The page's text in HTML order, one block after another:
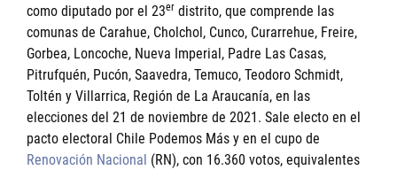
como diputado por el 23er distrito, que comprende las
comunas de Carahue, Cholchol, Cunco, Curarrehue, Freire,
Gorbea, Loncoche, Nueva Imperial, Padre Las Casas,
Pitrufquén, Pucón, Saavedra, Temuco, Teodoro Schmidt,
Toltén y Villarrica, Región de La Araucanía, en las
elecciones del 21 de noviembre de 2021. Sale electo en el
pacto electoral Chile Podemos Más y en el cupo de
Renovación Nacional (RN), con 16.360 votos, equivalentes